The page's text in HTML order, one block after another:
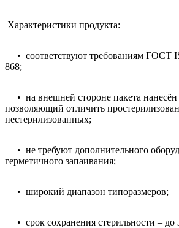
Характеристики продукта:
• соответствуют требованиям ГОСТ
868;
• на внешней стороне пакета нанесён
позволяющий отличить
нестерилизованных;
• не требуют дополнительного
герметичного запаивания;
• широкий диапазон типоразмеров;
• срок сохранения стерильности – до